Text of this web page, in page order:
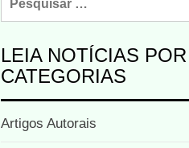
LEIA NOTÍCIAS POR
CATEGORIAS
Artigos Autorais